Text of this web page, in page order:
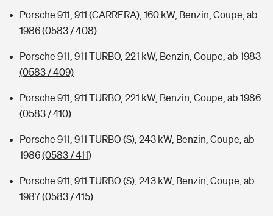
Porsche 911, 911 (CARRERA), 160 kW, Benzin, Coupe, ab
1986(0583 / 408)
Porsche 911, 911 TURBO, 221 kW, Benzin, Coupe, ab 1983
(0583 / 409)
Porsche 911, 911 TURBO, 221 kW, Benzin, Coupe, ab 1986
(0583 / 410)
Porsche 911, 911 TURBO (S), 243 kW, Benzin, Coupe, ab
1986(0583 / 411)
Porsche 911, 911 TURBO (S), 243 kW, Benzin, Coupe, ab
1987(0583 / 415)